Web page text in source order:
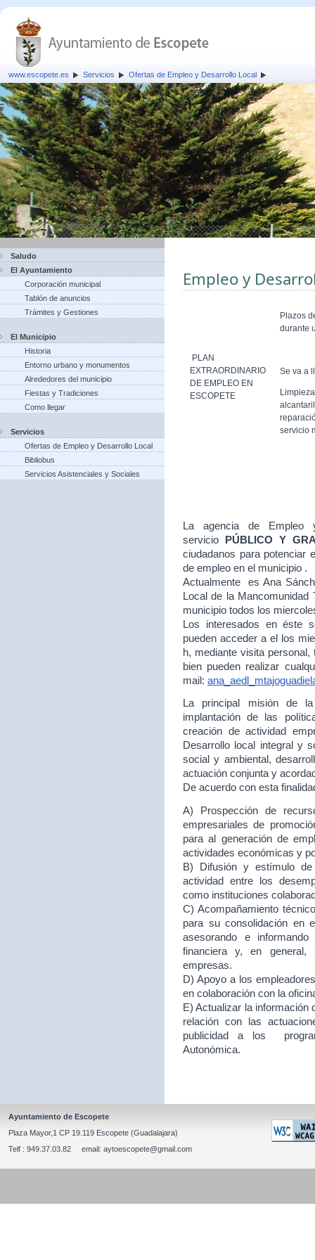
www.escopete.es Servicios Ofertas de Empleo y Desarrollo Local
Saludo
El Ayuntamiento
Corporación municipal
Tablón de anuncios
Trámites y Gestiones
El Municipio
Historia
Entorno urbano y monumentos
Alrededores del municipio
Fiestas y Tradiciones
Como llegar
Servicios
Ofertas de Empleo y Desarrollo Local
Bibliobus
Servicios Asistenciales y Sociales
Empleo y
PLAN
EXTRAORDINARIO
DE EMPLEO EN
ESCOPETE
Plazos
durante
Se va a
servicio
La agencia de Empleo
servicio
PÚBLICO Y
ciudadanos para potenciar
de empleo en el municipio .
Actualmente es Ana
Local de la Mancomunidad
municipio todos los
Los interesados en éste
pueden acceder a el los
h, mediante visita
bien pueden realizar
mail:
La principal misión de
implantación de las
creación de actividad
Desarrollo local integral y
social y ambiental,
actuación conjunta y
De acuerdo con esta
A) Prospección de
empresariales de
para al generación de
actividades económicas y
B) Difusión y estímulo de
actividad entre los
como instituciones
C) Acompañamiento
para su consolidación en
asesorando e
financiera y, en
empresas.
D) Apoyo a los
en colaboración con la
E) Actualizar la información
relación con las
publicidad a los
Autonómica.
Ayuntamiento de Escopete
Plaza Mayor,1 CP 19.119 Escopete (Guadalajara)
Telf : 949.37.03.82 email: aytoescopete@gmail.com